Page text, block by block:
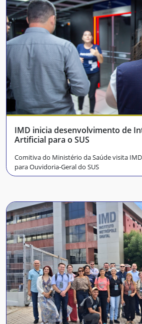
IMD inicia desenvolvimento de
Artificial para o SUS
Comitiva do Ministério da Saúde visita
para Ouvidoria-Geral do SUS